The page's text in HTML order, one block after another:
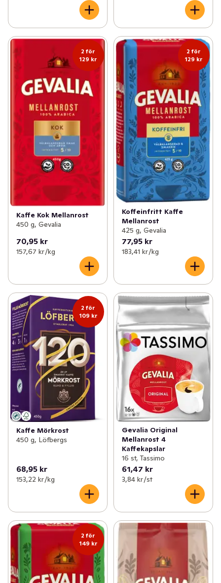
2 för
129 kr
Kaffe Kok Mellanrost
450 g, Gevalia
70,95 kr
157,67 kr /kg
2 för
129 kr
Koffeinfritt Kaffe
Mellanrost
425 g, Gevalia
77,95 kr
183,41 kr /kg
2 för
109 kr
Kaffe Mörkrost
450 g, Löfbergs
68,95 kr
153,22 kr /kg
Gevalia Original
Mellanrost 4
Kaffekapslar
16 st, Tassimo
61,47 kr
3,84 kr /st
2 för
149 kr